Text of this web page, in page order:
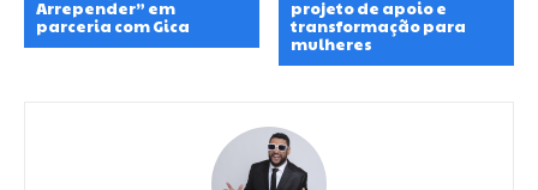
Arrepender” em
parceria com Gica
projeto de apoio e
transformação para
mulheres